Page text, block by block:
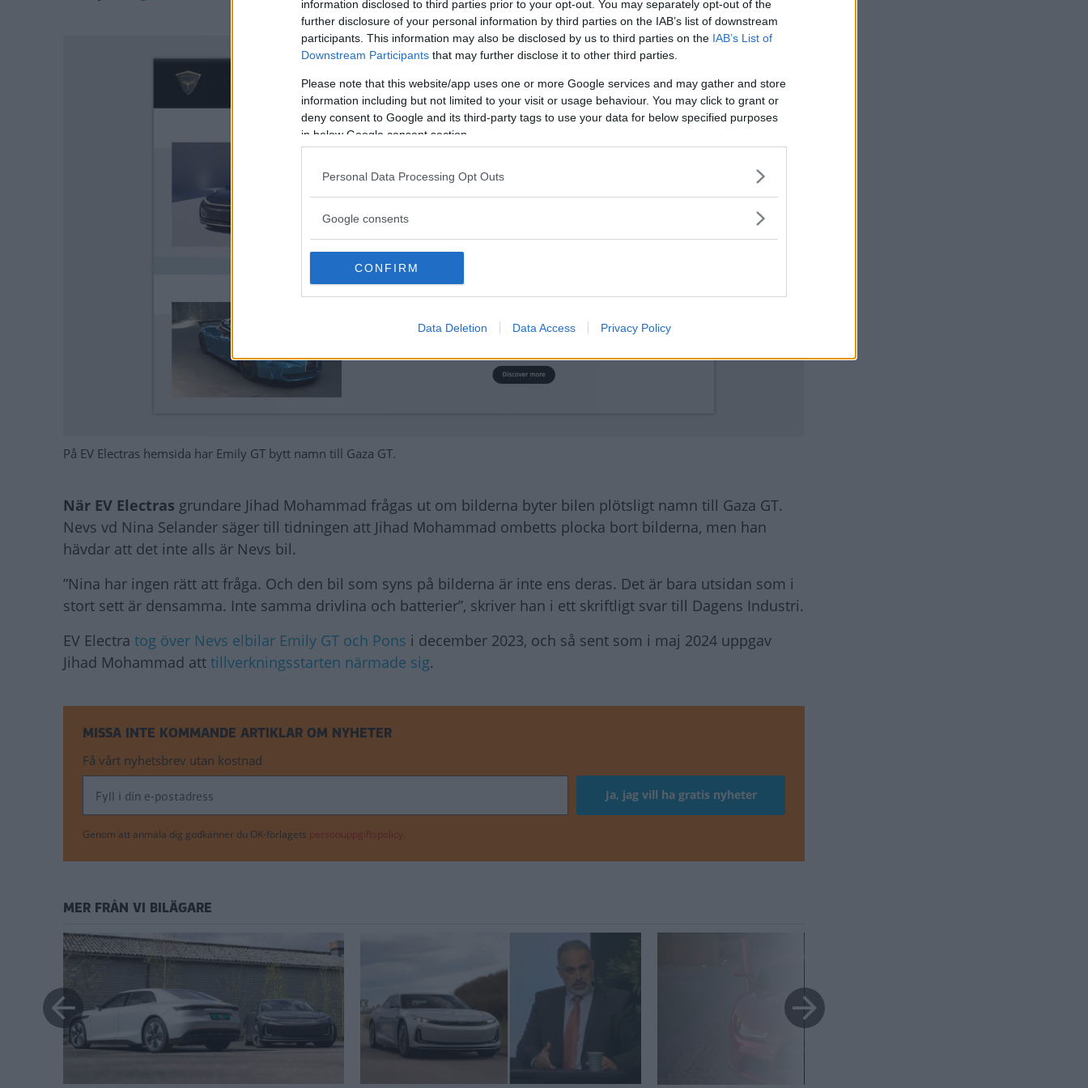
information disclosed to third parties prior to your opt-out. You may separately opt-out of the
further disclosure of your personal information by third parties on the IAB’s list of downstream
participants. This information may also be disclosed by us to third parties on the IAB’s List of
Downstream Participants that may further disclose it to other third parties.
Please note that this website/app uses one or more Google services and may gather and store
information including but not limited to your visit or usage behaviour. You may click to grant or
deny consent to Google and its third-party tags to use your data for below specified purposes
in below Google consent section.
Personal Data Processing Opt Outs
Google consents
CONFIRM
Data Deletion Data Access Privacy Policy
På EV Electras hemsida har Emily GT bytt namn till Gaza GT.
När EV Electras grundare Jihad Mohammad frågas ut om bilderna byter bilen plötsligt namn till Gaza GT.
Nevs vd Nina Selander säger till tidningen att Jihad Mohammad ombetts plocka bort bilderna, men han
hävdar att det inte alls är Nevs bil.
”Nina har ingen rätt att fråga. Och den bil som syns på bilderna är inte ens deras. Det är bara utsidan som i
stort sett är densamma. Inte samma drivlina och batterier”, skriver han i ett skriftligt svar till Dagens Industri.
EV Electra tog över Nevs elbilar Emily GT och Pons i december 2023, och så sent som i maj 2024 uppgav
Jihad Mohammad att tillverkningsstarten närmade sig.
MISSA INTE KOMMANDE ARTIKLAR OM NYHETER
Få vårt nyhetsbrev utan kostnad
Genom att anmäla dig godkänner du OK-förlagets personuppgiftspolicy.
MER FRÅN VI BILÄGARE